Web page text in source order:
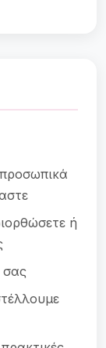
ή
σας